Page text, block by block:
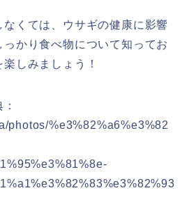
なくては、ウサギの健康に影響
かり食べ物について知ってお
しみましょう！
photos/%e3%82%a6%e3%82